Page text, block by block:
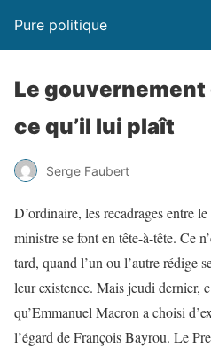
Pure politique
Le
ce qu’il lui plaît
Serge Faubert
D’ordinaire, les recadrages entre
ministre se font en tête-à-tête. Ce
tard, quand l’un ou l’autre rédige
leur existence. Mais jeudi dernier,
qu’Emmanuel Macron a choisi
l’égard de François Bayrou. Le